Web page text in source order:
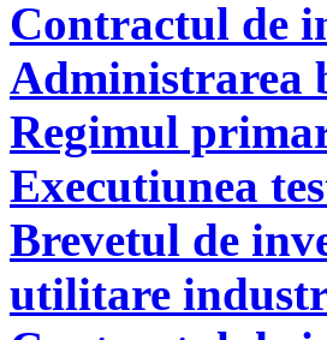
Contractul de
Administrarea
Regimul
Executiunea
Brevetul de
utilitare